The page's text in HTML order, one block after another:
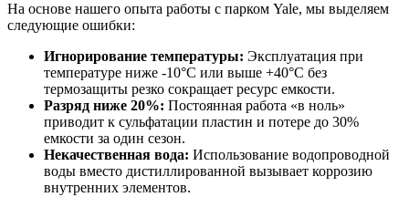
На основе нашего опыта работы с парком Yale, мы выделяем
следующие ошибки:
Игнорирование температуры: Эксплуатация при
температуре ниже -10°C или выше +40°C без
термозащиты резко сокращает ресурс емкости.
Разряд ниже 20%: Постоянная работа «в ноль»
приводит к сульфатации пластин и потере до 30%
емкости за один сезон.
Некачественная вода: Использование водопроводной
воды вместо дистиллированной вызывает коррозию
внутренних элементов.